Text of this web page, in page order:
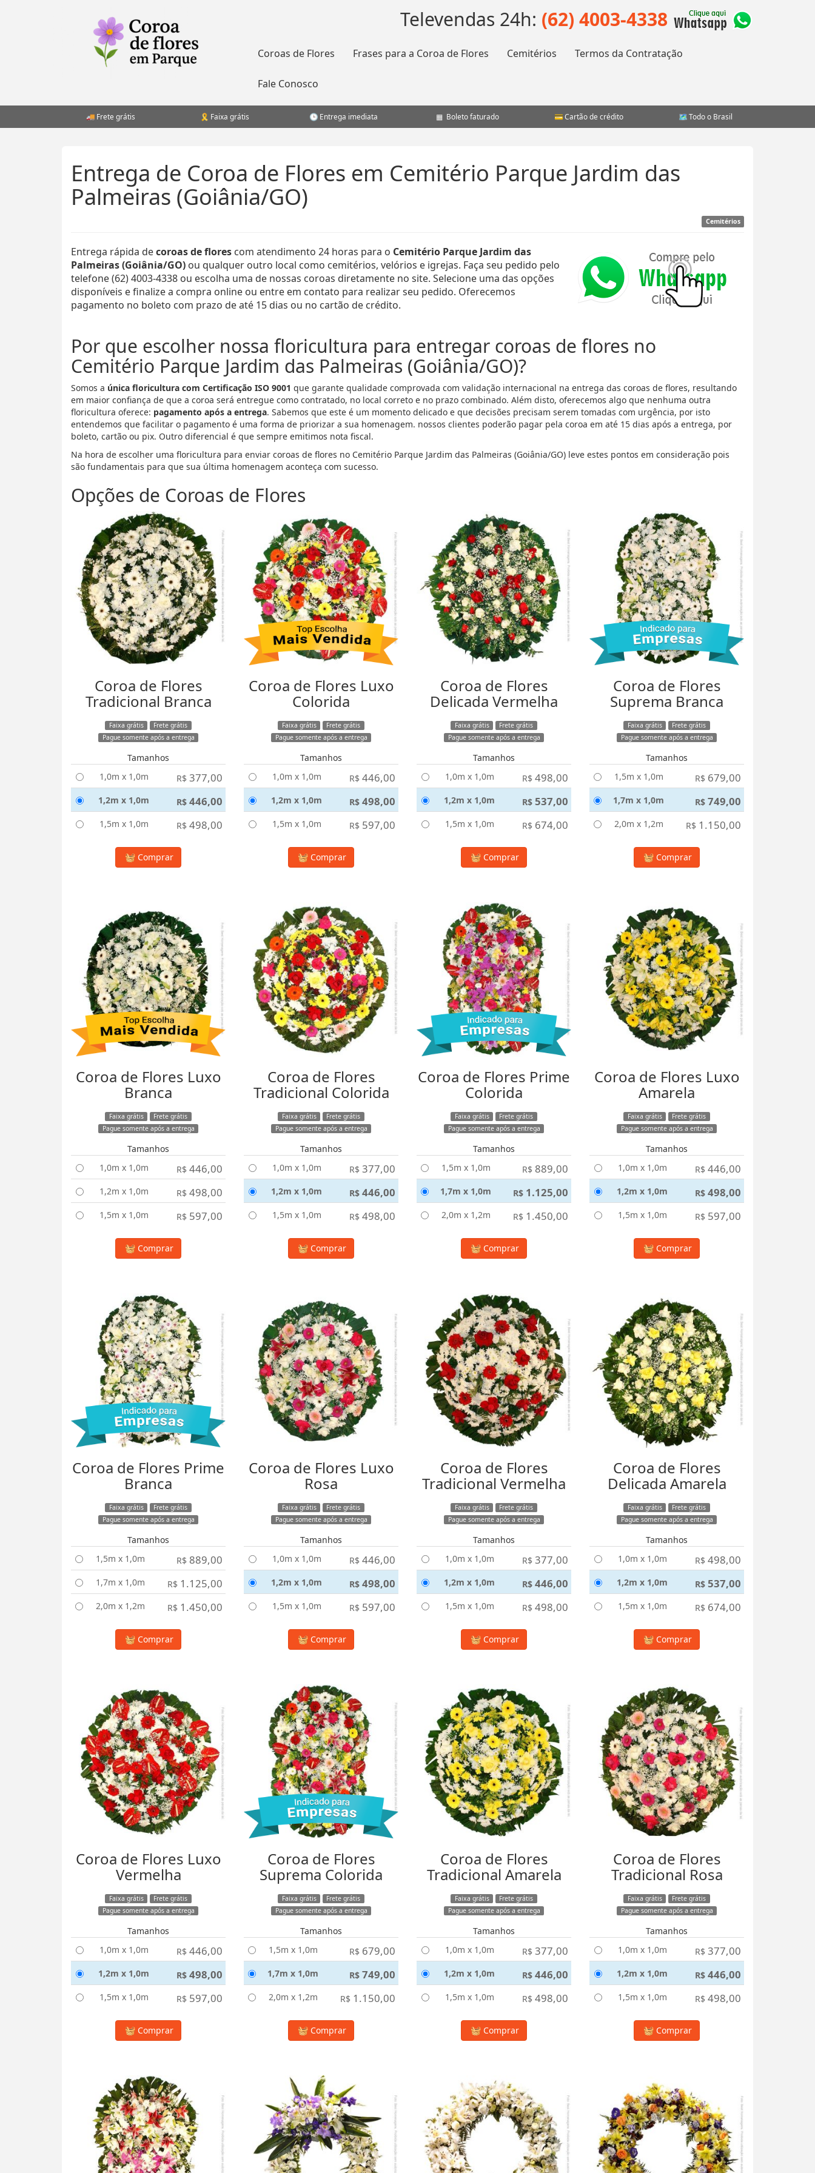
Televendas 24h: (62) 4003-4338
Coroas de Flores Frases para a Coroa de Flores Cemitérios Termos da Contratação
Fale Conosco
Frete grátis Faixa grátis Entrega imediata Boleto faturado Cartão de crédito Todo o Brasil
Entrega de Coroa de Flores em Cemitério Parque Jardim das
Palmeiras (Goiânia/GO)
Cemitérios
Entrega rápida decoroas de flores com atendimento 24 horas para o Cemitério Parque Jardim das
Palmeiras (Goiânia/GO) ou qualquer outro local como cemitérios, velórios e igrejas. Faça seu pedido pelo
telefone (62) 4003-4338 ou escolha uma de nossas coroas diretamente no site. Selecione uma das opções
disponíveis e finalize a compra online ou entre em contato para realizar seu pedido. Oferecemos
pagamento no boleto com prazo de até 15 dias ou no cartão de crédito.
Por que escolher nossa floricultura para entregar coroas de flores no
Cemitério Parque Jardim das Palmeiras (Goiânia/GO)?
Somos a única floricultura com Certificação ISO 9001 que garante qualidade comprovada com validação internacional na entrega das coroas de flores, resultando
em maior confiança de que a coroa será entregue como contratado, no local correto e no prazo combinado. Além disto, oferecemos algo que nenhuma outra
floricultura oferece: pagamento após a entrega. Sabemos que este é um momento delicado e que decisões precisam serem tomadas com urgência, por isto
entendemos que facilitar o pagamento é uma forma de priorizar a sua homenagem. nossos clientes poderão pagar pela coroa em até 15 dias após a entrega, por
boleto, cartão ou pix. Outro diferencial é que sempre emitimos nota fiscal.
Na hora de escolher uma floricultura para enviar coroas de flores no Cemitério Parque Jardim das Palmeiras (Goiânia/GO) leve estes pontos em consideração pois
são fundamentais para que sua última homenagem aconteça com sucesso.
Opções de Coroas de Flores
Coroa de Flores
Tradicional Branca
Faixa grátis
Frete grátis
Pague somente após a entrega
Tamanhos
1,0m x 1,0m
R$ 377,00
1,2m x 1,0m R$ 446,00
1,5m x 1,0m R$ 498,00
Comprar
Coroa de Flores Luxo
Colorida
Faixa grátis
Frete grátis
Pague somente após a entrega
Tamanhos
1,0m x 1,0m
R$ 446,00
1,2m x 1,0m R$ 498,00
1,5m x 1,0m R$ 597,00
Comprar
Coroa de Flores
Delicada Vermelha
Faixa grátis
Frete grátis
Pague somente após a entrega
Tamanhos
1,0m x 1,0m
R$ 498,00
1,2m x 1,0m R$ 537,00
1,5m x 1,0m R$ 674,00
Comprar
Coroa de Flores
Suprema Branca
Faixa grátis
Frete grátis
Pague somente após a entrega
Tamanhos
1,5m x 1,0m
R$ 679,00
1,7m x 1,0m R$ 749,00
2,0m x 1,2m R$ 1.150,00
Comprar
Coroa de Flores Luxo
Branca
Faixa grátis
Frete grátis
Pague somente após a entrega
Tamanhos
1,0m x 1,0m
R$ 446,00
1,2m x 1,0m R$ 498,00
1,5m x 1,0m R$ 597,00
Comprar
Coroa de Flores
Tradicional Colorida
Faixa grátis
Frete grátis
Pague somente após a entrega
Tamanhos
1,0m x 1,0m
R$ 377,00
1,2m x 1,0m R$ 446,00
1,5m x 1,0m R$ 498,00
Comprar
Coroa de Flores Prime
Colorida
Faixa grátis
Frete grátis
Pague somente após a entrega
Tamanhos
1,5m x 1,0m
R$ 889,00
1,7m x 1,0m R$ 1.125,00
2,0m x 1,2m R$ 1.450,00
Comprar
Coroa de Flores Luxo
Amarela
Faixa grátis
Frete grátis
Pague somente após a entrega
Tamanhos
1,0m x 1,0m
R$ 446,00
1,2m x 1,0m R$ 498,00
1,5m x 1,0m R$ 597,00
Comprar
Coroa de Flores Prime
Branca
Faixa grátis
Frete grátis
Pague somente após a entrega
Tamanhos
1,5m x 1,0m
R$ 889,00
1,7m x 1,0m R$ 1.125,00
2,0m x 1,2m R$ 1.450,00
Comprar
Coroa de Flores Luxo
Rosa
Faixa grátis
Frete grátis
Pague somente após a entrega
Tamanhos
1,0m x 1,0m
R$ 446,00
1,2m x 1,0m R$ 498,00
1,5m x 1,0m R$ 597,00
Comprar
Coroa de Flores
Tradicional Vermelha
Faixa grátis
Frete grátis
Pague somente após a entrega
Tamanhos
1,0m x 1,0m
R$ 377,00
1,2m x 1,0m R$ 446,00
1,5m x 1,0m R$ 498,00
Comprar
Coroa de Flores
Delicada Amarela
Faixa grátis
Frete grátis
Pague somente após a entrega
Tamanhos
1,0m x 1,0m
R$ 498,00
1,2m x 1,0m R$ 537,00
1,5m x 1,0m R$ 674,00
Comprar
Coroa de Flores Luxo
Vermelha
Faixa grátis
Frete grátis
Pague somente após a entrega
Tamanhos
1,0m x 1,0m
R$ 446,00
1,2m x 1,0m R$ 498,00
1,5m x 1,0m R$ 597,00
Comprar
Coroa de Flores
Suprema Colorida
Faixa grátis
Frete grátis
Pague somente após a entrega
Tamanhos
1,5m x 1,0m
R$ 679,00
1,7m x 1,0m R$ 749,00
2,0m x 1,2m R$ 1.150,00
Comprar
Coroa de Flores
Tradicional Amarela
Faixa grátis
Frete grátis
Pague somente após a entrega
Tamanhos
1,0m x 1,0m
R$ 377,00
1,2m x 1,0m R$ 446,00
1,5m x 1,0m R$ 498,00
Comprar
Coroa de Flores
Tradicional Rosa
Faixa grátis
Frete grátis
Pague somente após a entrega
Tamanhos
1,0m x 1,0m
R$ 377,00
1,2m x 1,0m R$ 446,00
1,5m x 1,0m R$ 498,00
Comprar